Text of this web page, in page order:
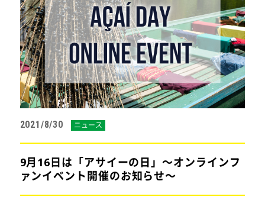
2021/8/30 ニュース
9月16日は「アサイーの日」～オンラインフ
ァンイベント開催のお知らせ～